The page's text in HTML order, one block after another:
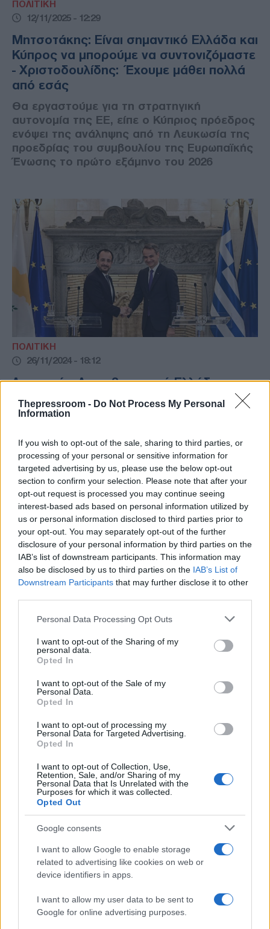
Thepressroom - Do Not Process My Personal
Information
If you wish to opt-out of the sale, sharing to third parties, or
processing of your personal or sensitive information for
targeted advertising by us, please use the below opt-out
section to confirm your selection. Please note that after your
opt-out request is processed you may continue seeing
interest-based ads based on personal information utilized by
us or personal information disclosed to third parties prior to
your opt-out. You may separately opt-out of the further
disclosure of your personal information by third parties on the
IAB’s list of downstream participants. This information may
also be disclosed by us to third parties on the IAB’s List of
Downstream Participants that may further disclose it to other
Please note that this website/app uses one or more Google
not limited to your visit or usage behaviour. You may click to
grant or deny consent to Google and its third-party tags to
use your data for below specified purposes in below Google
consent section.
Personal Data Processing Opt Outs
I want to opt-out of the Sharing of my
personal data.
Opted In
I want to opt-out of the Sale of my
Personal Data.
Opted In
I want to opt-out of processing my
Personal Data for Targeted Advertising.
Opted In
I want to opt-out of Collection, Use,
Retention, Sale, and/or Sharing of my
Personal Data that Is Unrelated with the
Purposes for which it was collected.
Opted Out
Google consents
I want to allow Google to enable storage
related to advertising like cookies on web or
device identifiers in apps.
I want to allow my user data to be sent to
Google for online advertising purposes.
ΠΟΛΙΤΙΚΗ
12/11/2025 - 12:29
Μητσοτάκης: Είναι σημαντικό Ελλάδα και
Κύπρος να μπορούμε να συντονιζόμαστε
- Χριστοδουλίδης: Έχουμε μάθει πολλά
από εσάς
Θα εργαστούμε για τη στρατηγική
αυτονομία της ΕΕ, είπε ο Κύπριος πρόεδρος
ενόψει της ανάληψης από τη Λευκωσία της
προεδρίας του συμβουλίου της Ευρωπαϊκής
Ένωσης το πρώτο εξάμηνο του 2026
ΠΟΛΙΤΙΚΗ
26/11/2024 - 18:12
Λευκωσία: Διακυβερνητική Ελλάδας -
Κύπρου και τριμερής με Ιορδανία την
Τετάρτη 27/11
κορυφαίες Συνόδους με ιδιαίτερη σημασία
για την εξωτερική της πολιτική και τις
περιφερειακές συνεργασίες, δήλωσε ο
Κυβερνητικός Εκπρόσωπος Κωνσταντίνος
Λετυμπιώτης, κατά τη διάρκεια ενημέρωσης
δημοσιογράφων.